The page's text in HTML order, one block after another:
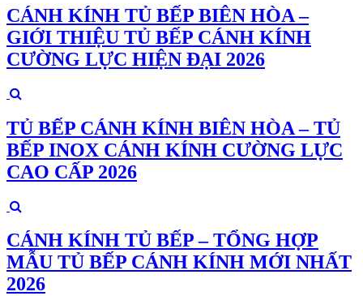
CÁNH KÍNH TỦ BẾP BIÊN HÒA –
GIỚI THIỆU TỦ BẾP CÁNH KÍNH
CƯỜNG LỰC HIỆN ĐẠI 2026
TỦ BẾP CÁNH KÍNH BIÊN HÒA – TỦ
BẾP INOX CÁNH KÍNH CƯỜNG LỰC
CAO CẤP 2026
CÁNH KÍNH TỦ BẾP – TỔNG HỢP
MẪU TỦ BẾP CÁNH KÍNH MỚI NHẤT
2026